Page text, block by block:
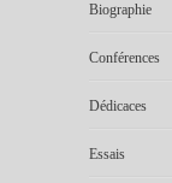
Biographie
Conférences
Dédicaces
Essais